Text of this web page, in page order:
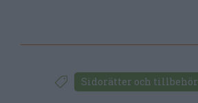
Sidorätter och tillbehör